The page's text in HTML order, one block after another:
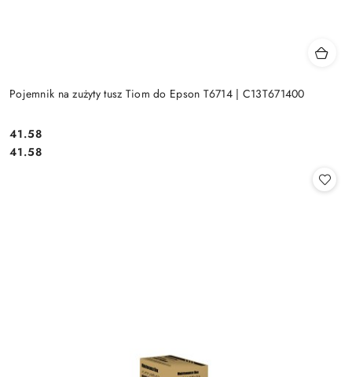
Pojemnik na zużyty tusz Tiom do Epson T6714 | C13T671400
Cena:
41.58
Cena:
41.58